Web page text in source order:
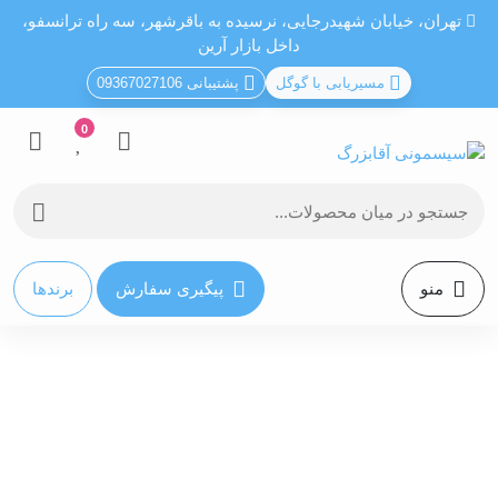
تهران، خيابان شهيدرجايى، نرسیده به باقرشهر، سه راه ترانسفو،
داخل بازار آرین
مسیریابی با گوگل پشتیبانی 09367027106
0
منو پیگیری سفارش برندها